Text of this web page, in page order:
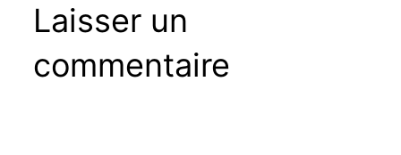
Laisser un
commentaire